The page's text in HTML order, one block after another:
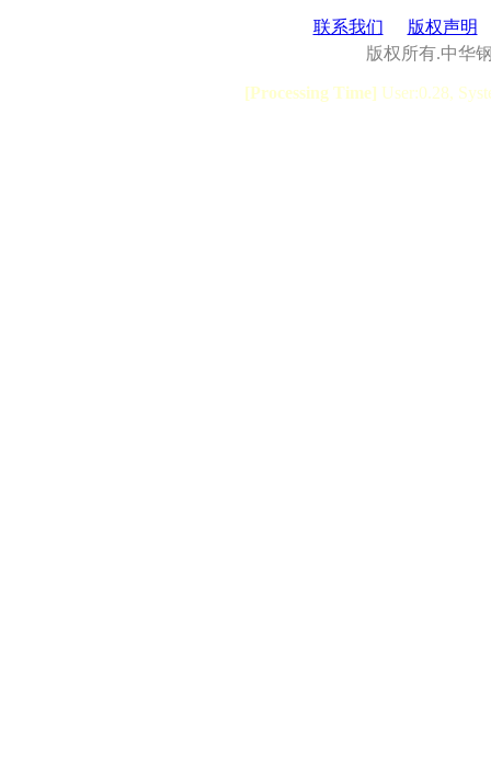
联系我们
版权声明
版权所有.中华
[Processing Time] User:0.28,